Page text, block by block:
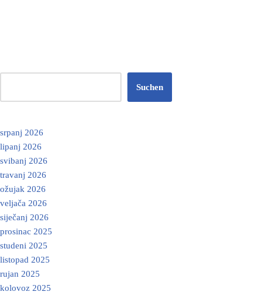
Suchen
srpanj 2026
lipanj 2026
svibanj 2026
travanj 2026
ožujak 2026
veljača 2026
siječanj 2026
prosinac 2025
studeni 2025
listopad 2025
rujan 2025
kolovoz 2025